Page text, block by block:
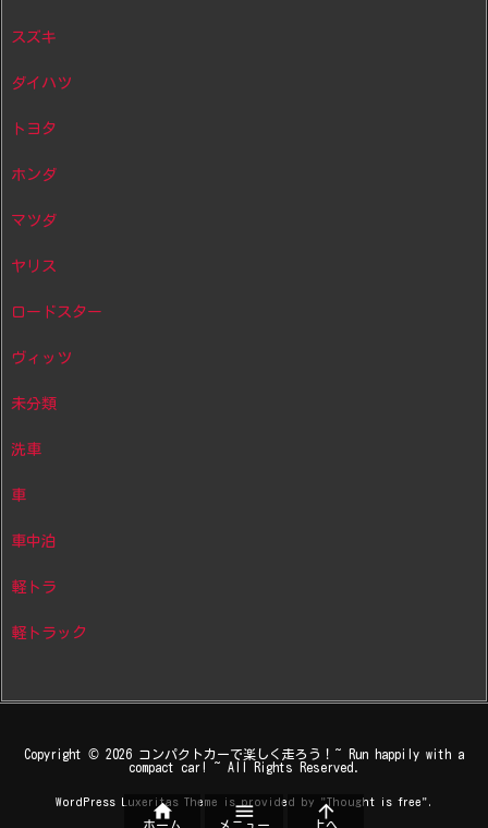
スズキ
ダイハツ
トヨタ
ホンダ
マツダ
ヤリス
ロードスター
ヴィッツ
未分類
洗車
車
車中泊
軽トラ
軽トラック
Copyright © 2026 コンパクトカーで楽しく走ろう！~ Run happily with a
compact car! ~ All Rights Reserved.
WordPress Luxeritas Theme is provided by "Thought is free".

ホーム

メニュー

上へ